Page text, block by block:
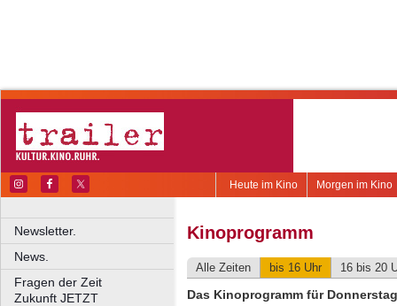
Morgen im Kino
Heute im Kino
Newsletter.
News.
Fragen der Zeit
Zukunft JETZT
Kinoprogramm
Alle Zeiten bis 16 Uhr 16 bis 20
Das Kinoprogramm für